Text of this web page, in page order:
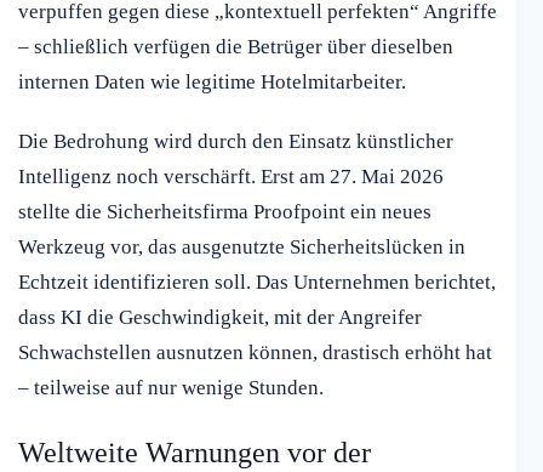
verpuffen gegen diese „kontextuell perfekten“ Angriffe
– schließlich verfügen die Betrüger über dieselben
internen Daten wie legitime Hotelmitarbeiter.
Die Bedrohung wird durch den Einsatz künstlicher
Intelligenz noch verschärft. Erst am 27. Mai 2026
stellte die Sicherheitsfirma Proofpoint ein neues
Werkzeug vor, das ausgenutzte Sicherheitslücken in
Echtzeit identifizieren soll. Das Unternehmen berichtet,
dass KI die Geschwindigkeit, mit der Angreifer
Schwachstellen ausnutzen können, drastisch erhöht hat
– teilweise auf nur wenige Stunden.
Weltweite Warnungen vor der